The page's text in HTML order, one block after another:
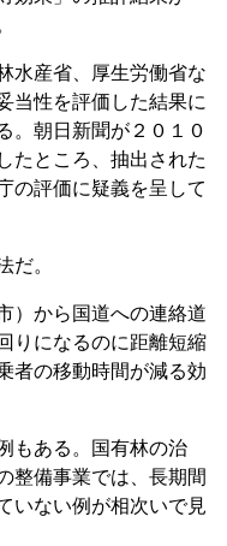
水産省、厚生労働省な
当性を評価した結果に
。朝日新聞が２０１０
たところ、抽出された
の評価に疑義を呈して
だ。
）から国道への連絡道
りになるのに距離短縮
者の移動時間が減る効
もある。国有林の治
整備事業では、長期間
いない例が相次いで見